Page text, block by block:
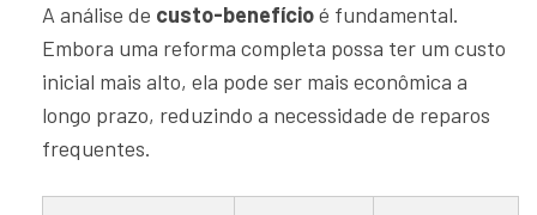
A análise de custo-benefícioé fundamental.
Embora uma reforma completa possa ter um custo
inicial mais alto, ela pode ser mais econômica a
longo prazo, reduzindo a necessidade de reparos
frequentes.